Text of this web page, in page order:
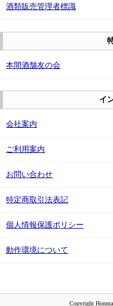
酒類販売管理者標識
本間酒舗友の会
イ
会社案内
ご利用案内
お問い合わせ
特定商取引法表記
個人情報保護ポリシー
動作環境について
Copyright